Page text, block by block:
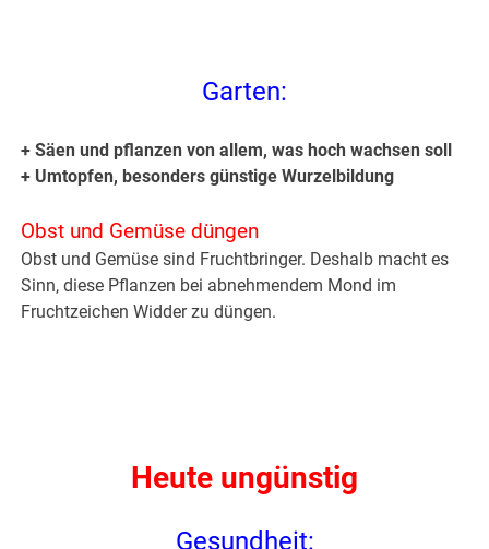
Garten:
+ Säen und pflanzen von allem, was hoch wachsen soll
+ Umtopfen, besonders günstige Wurzelbildung
Obst und Gemüse düngen
Obst und Gemüse sind Fruchtbringer. Deshalb macht es
Sinn, diese Pflanzen bei abnehmendem Mond im
Fruchtzeichen Widder zu düngen.
Heute ungünstig
Gesundheit: